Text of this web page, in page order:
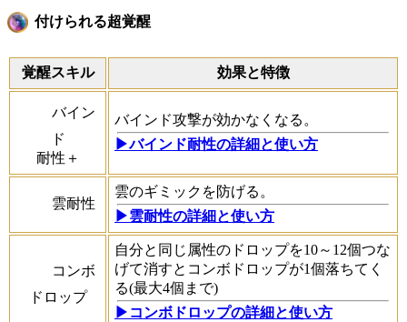
付けられる超覚醒
覚醒スキル 効果と特徴
バイン
ド
耐性＋
バインド攻撃が効かなくなる。
▶︎バインド耐性の詳細と使い方
雲耐性
雲のギミックを防げる。
▶雲耐性の詳細と使い方
コンボ
ドロップ
自分と同じ属性のドロップを10～12個つな
げて消すとコンボドロップが1個落ちてく
る(最大4個まで)
▶︎コンボドロップの詳細と使い方